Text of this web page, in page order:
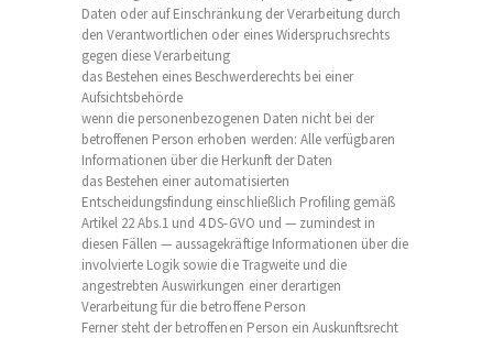
Daten oder auf Einschränkung der Verarbeitung durch
den Verantwortlichen oder eines Widerspruchsrechts
gegen diese Verarbeitung
das Bestehen eines Beschwerderechts bei einer
Aufsichtsbehörde
wenn die personenbezogenen Daten nicht bei der
betroffenen Person erhoben werden: Alle verfügbaren
Informationen über die Herkunft der Daten
das Bestehen einer automatisierten
Entscheidungsfindung einschließlich Profiling gemäß
Artikel 22 Abs.1 und 4 DS-GVO und — zumindest in
diesen Fällen — aussagekräftige Informationen über die
involvierte Logik sowie die Tragweite und die
angestrebten Auswirkungen einer derartigen
Verarbeitung für die betroffene Person
Ferner steht der betroffenen Person ein Auskunftsrecht